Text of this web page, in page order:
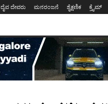
ದೈವ ದೇವರು ಮನರಂಜನೆ ಶೈಕ್ಷಣಿಕ ಕ್ರೈಮ್